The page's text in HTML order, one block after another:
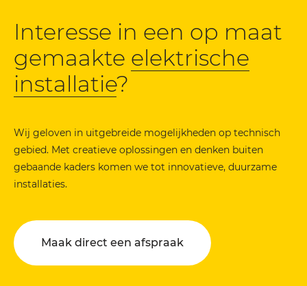
Interesse in een op maat
gemaakte elektrische
installatie?
Wij geloven in uitgebreide mogelijkheden op technisch
gebied. Met creatieve oplossingen en denken buiten
gebaande kaders komen we tot innovatieve, duurzame
installaties.
Maak direct een afspraak